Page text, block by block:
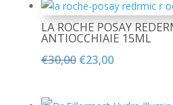
era:
€42,70.
è:
€35,00.
LA ROCHE POSAY
ANTIOCCHIAIE 15ML
€30,00 Il
€23,00Il